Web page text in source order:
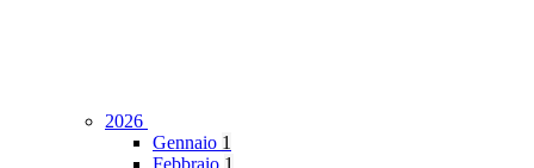
2026
Gennaio 1